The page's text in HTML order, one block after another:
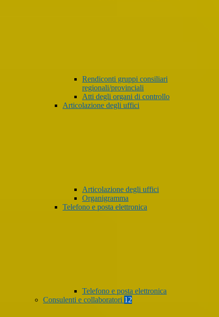
Rendiconti gruppi consiliari
regionali/provinciali
Atti degli organi di controllo
Articolazione degli uffici
Articolazione degli uffici
Organigramma
Telefono e posta elettronica
Telefono e posta elettronica
Consulenti e collaboratori 12